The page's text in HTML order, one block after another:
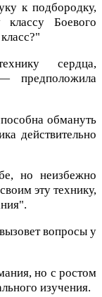
к подбородку,
Боевого
сердца,
предположила
обмануть
действительно
но неизбежно
эту технику,
вопросы у
но с ростом
изучения.